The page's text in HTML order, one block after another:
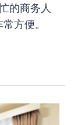
的商务人
方便。